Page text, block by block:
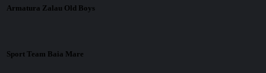
Armatura Zalau Old Boys
Sport Team Baia Mare